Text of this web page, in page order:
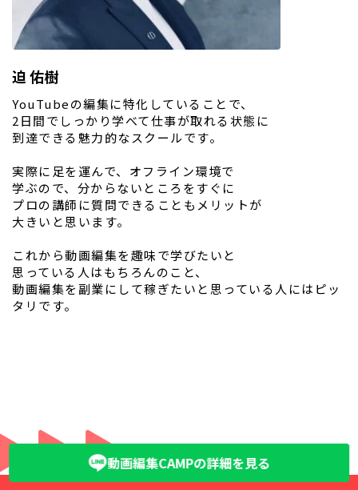
動画編集CAMPの詳細を見る
迫 佑樹
YouTubeの編集に特化していることで、
2日間でしっかり学べて仕事が取れる状態に
到達できる魅力的なスクールです。
実際に足を運んで、オフライン環境で
学ぶので、分からないところをすぐに
プロの講師に質問できることもメリットが
大きいと思います。
これから動画編集を趣味で学びたいと
思っている人はもちろんのこと、
動画編集を副業にして稼ぎたいと思っている人にはピッ
タリです。